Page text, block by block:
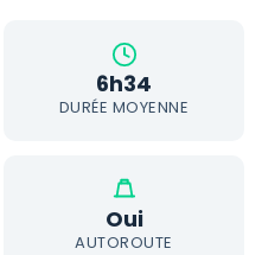
6h34
DURÉE MOYENNE
Oui
AUTOROUTE